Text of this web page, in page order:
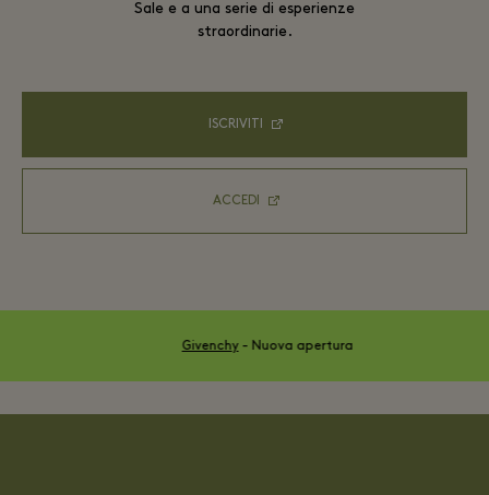
Sale e a una serie di esperienze
straordinarie.
ISCRIVITI
ACCEDI
Givenchy -Nuova apertura